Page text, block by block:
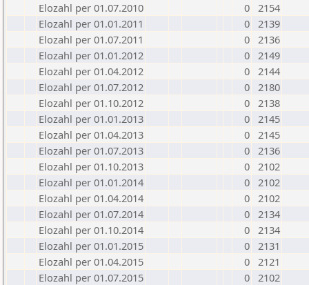
Elozahl per 01.07.2010
0 2154
Elozahl per 01.01.2011
0 2139
Elozahl per 01.07.2011
0 2136
Elozahl per 01.01.2012
0 2149
Elozahl per 01.04.2012
0 2144
Elozahl per 01.07.2012
0 2180
Elozahl per 01.10.2012
0 2138
Elozahl per 01.01.2013
0 2145
Elozahl per 01.04.2013
0 2145
Elozahl per 01.07.2013
0 2136
Elozahl per 01.10.2013
0 2102
Elozahl per 01.01.2014
0 2102
Elozahl per 01.04.2014
0 2102
Elozahl per 01.07.2014
0 2134
Elozahl per 01.10.2014
0 2134
Elozahl per 01.01.2015
0 2131
Elozahl per 01.04.2015
0 2121
Elozahl per 01.07.2015
0 2102